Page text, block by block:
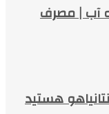
آب | مصرف
هستید